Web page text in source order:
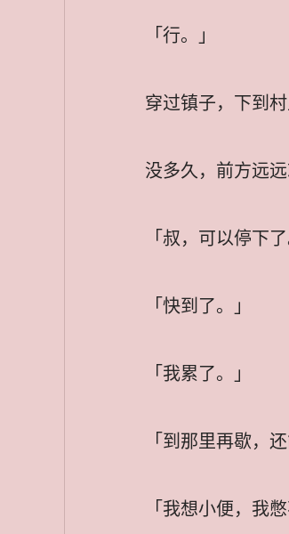
「行。」
穿过镇子，下到村
没多久，前方远
「叔，可以停下了
「快到了。」
「我累了。」
「到那里再歇，
「我想小便，我